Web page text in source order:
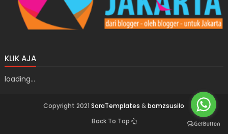
KLIK AJA
loading...
Copyright 2021SoraTemplates &bamzsusilo
Back To Top